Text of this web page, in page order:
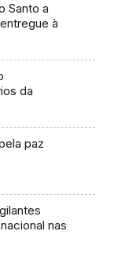
Santo a
à
da
paz
nas